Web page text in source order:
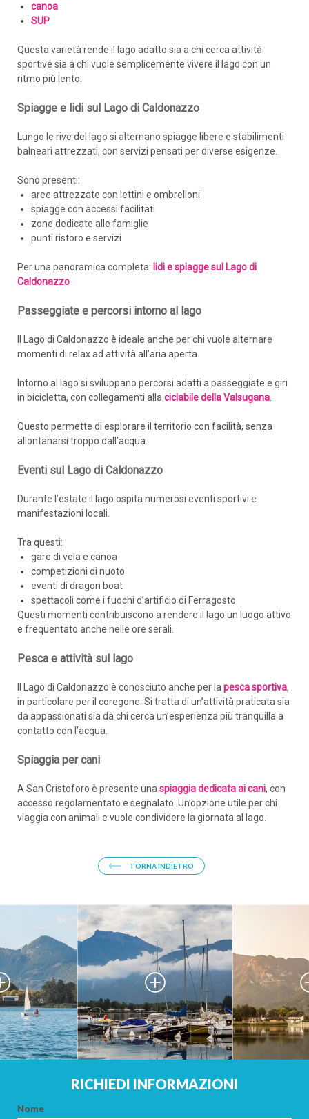
PARTENZA
ADULTI
BAMBINI
CERCA
canoa
SUP
Questa varietà rende il lago adatto sia a chi cerca attività
sportive sia a chi vuole semplicemente vivere il lago con un
ritmo più lento.
Spiagge e lidi sul Lago di Caldonazzo
Lungo le rive del lago si alternano spiagge libere e stabilimenti
balneari attrezzati, con servizi pensati per diverse esigenze.
Sono presenti:
aree attrezzate con lettini e ombrelloni
spiagge con accessi facilitati
zone dedicate alle famiglie
punti ristoro e servizi
Per una panoramica completa: lidi e spiagge sul Lago di
Caldonazzo
Passeggiate e percorsi intorno al lago
Il Lago di Caldonazzo è ideale anche per chi vuole alternare
momenti di relax ad attività all’aria aperta.
Intorno al lago si sviluppano percorsi adatti a passeggiate e giri
in bicicletta, con collegamenti alla ciclabile della Valsugana
Questo permette di esplorare il territorio con facilità, senza
allontanarsi troppo dall’acqua.
Eventi sul Lago di Caldonazzo
Durante l’estate il lago ospita numerosi eventi sportivi e
manifestazioni locali.
Tra questi:
gare di vela e canoa
competizioni di nuoto
eventi di dragon boat
spettacoli come i fuochi d’artificio di Ferragosto
Questi momenti contribuiscono a rendere il lago un luogo attivo
e frequentato anche nelle ore serali.
Pesca e attività sul lago
Il Lago di Caldonazzo è conosciuto anche per la pesca sportiva,
in particolare per il coregone. Si tratta di un’attività praticata sia
da appassionati sia da chi cerca un’esperienza più tranquilla a
contatto con l’acqua.
Spiaggia per cani
A San Cristoforo è presente una spiaggia dedicata ai cani, con
accesso regolamentato e segnalato. Un’opzione utile per chi
viaggia con animali e vuole condividere la giornata al lago.
TORNA INDIETRO
RICHIEDI INFORMAZIONI
Nome